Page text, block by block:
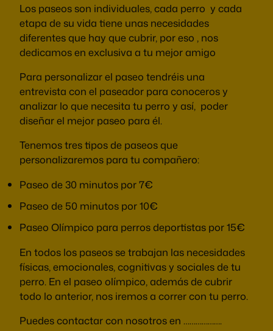
Los paseos son individuales, cada perro y cada
etapa de su vida tiene unas necesidades
diferentes que hay que cubrir, por eso , nos
dedicamos en exclusiva a tu mejor amigo
Para personalizar el paseo tendréis una
entrevista con el paseador para conoceros y
analizar lo que necesita tu perro y así, poder
diseñar el mejor paseo para él.
Tenemos tres tipos de paseos que
personalizaremos para tu compañero:
Paseo de 30 minutos por 7€
Paseo de 50 minutos por 10€
Paseo Olímpico para perros deportistas por 15€
En todos los paseos se trabajan las necesidades
físicas, emocionales, cognitivas y sociales de tu
perro. En el paseo olímpico, además de cubrir
todo lo anterior, nos iremos a correr con tu perro.
Puedes contactar con nosotros en ……………….